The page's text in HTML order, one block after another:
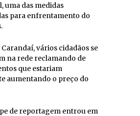
uma das medidas
para enfrentamento do
Carandaí, vários cidadãos se
na rede reclamando de
que estariam
aumentando o preço do
de reportagem entrou em